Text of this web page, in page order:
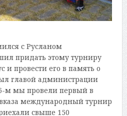
с Русланом
придать этому турниру
и провести его в память о
главой администрации
м мы провели первый в
международный турнир
свыше 150